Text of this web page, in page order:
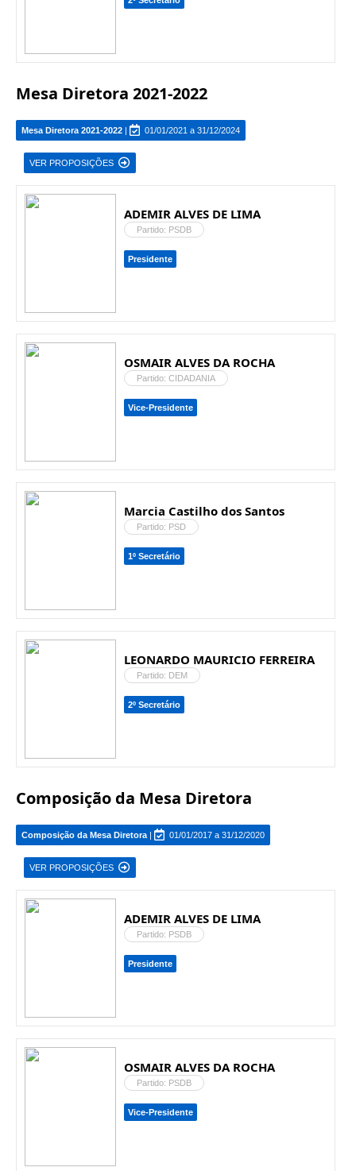
Mesa Diretora 2021-2022
Mesa Diretora 2021-2022 | 01/01/2021 a 31/12/2024
VER PROPOSIÇÕES
ADEMIR ALVES DE LIMA
Partido: PSDB
Presidente
OSMAIR ALVES DA ROCHA
Partido: CIDADANIA
Vice-Presidente
Marcia Castilho dos Santos
Partido: PSD
1º Secretário
LEONARDO MAURICIO FERREIRA
Partido: DEM
2º Secretário
Composição da Mesa Diretora
Composição da Mesa Diretora | 01/01/2017 a 31/12/2020
VER PROPOSIÇÕES
ADEMIR ALVES DE LIMA
Partido: PSDB
Presidente
OSMAIR ALVES DA ROCHA
Partido: PSDB
Vice-Presidente